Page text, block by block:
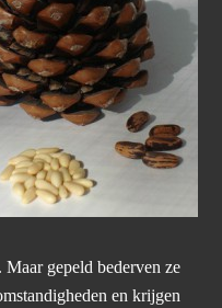
gepeld bederven ze
en krijgen